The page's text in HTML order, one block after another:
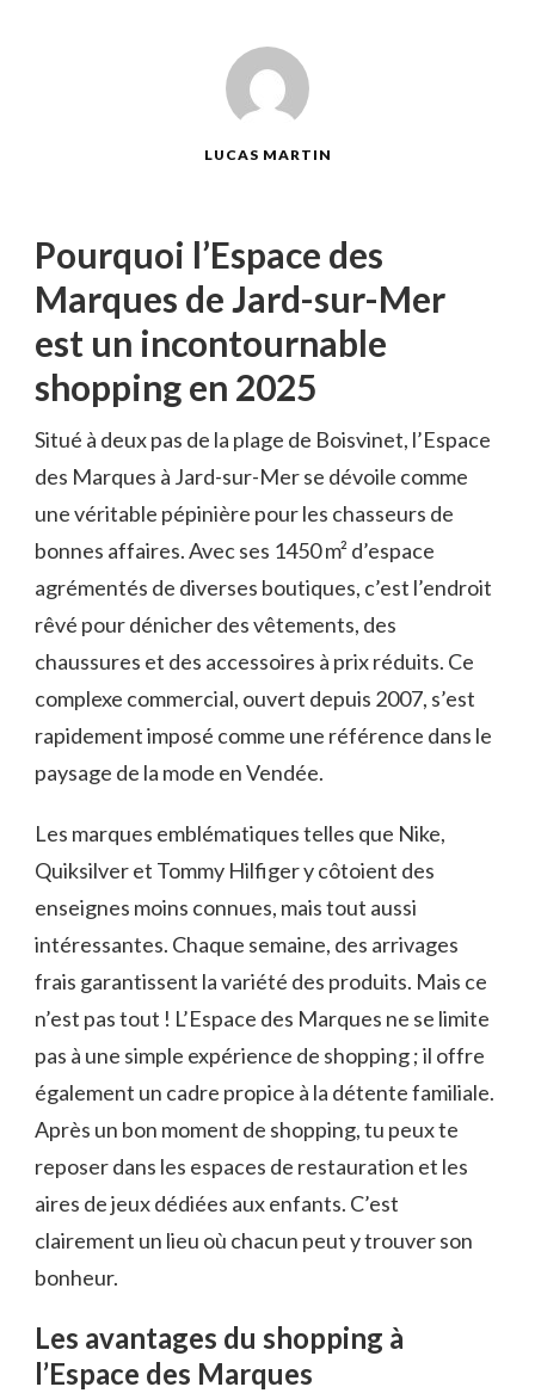
LUCAS MARTIN
Pourquoi l’Espace des
Marques de Jard-sur-Mer
est un incontournable
shopping en 2025
Situé à deux pas de la plage de Boisvinet, l’Espace
des Marques à Jard-sur-Mer se dévoile comme
une véritable pépinière pour les chasseurs de
bonnes affaires. Avec ses 1450 m² d’espace
agrémentés de diverses boutiques, c’est l’endroit
rêvé pour dénicher des vêtements, des
chaussures et des accessoires à prix réduits. Ce
complexe commercial, ouvert depuis 2007, s’est
rapidement imposé comme une référence dans le
paysage de la mode en Vendée.
Les marques emblématiques telles que Nike,
Quiksilver et Tommy Hilfiger y côtoient des
enseignes moins connues, mais tout aussi
intéressantes. Chaque semaine, des arrivages
frais garantissent la variété des produits. Mais ce
n’est pas tout ! L’Espace des Marques ne se limite
pas à une simple expérience de shopping ; il offre
également un cadre propice à la détente familiale.
Après un bon moment de shopping, tu peux te
reposer dans les espaces de restauration et les
aires de jeux dédiées aux enfants. C’est
clairement un lieu où chacun peut y trouver son
bonheur.
Les avantages du shopping à
l’Espace des Marques